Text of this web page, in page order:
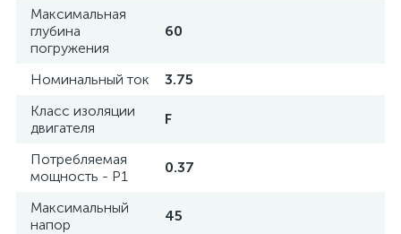
Максимальная
глубина
погружения
60
Номинальный ток
3.75
Класс изоляции
двигателя
F
Потребляемая
мощность - P1
0.37
Максимальный
напор
45